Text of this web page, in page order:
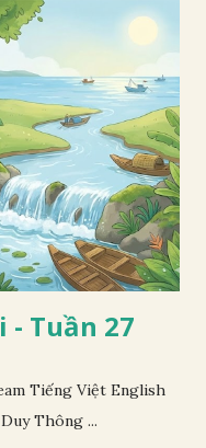
- Tuần 27
Tiếng Việt English
Thông ...